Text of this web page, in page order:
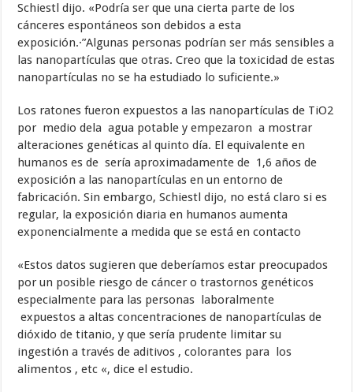
Schiestl dijo. «Podría ser que una cierta parte de los
cánceres espontáneos son debidos a esta
exposición.·”Algunas personas podrían ser más sensibles a
las nanopartículas que otras. Creo que la toxicidad de estas
nanopartículas no se ha estudiado lo suficiente.»
Los ratones fueron expuestos a las nanopartículas de TiO2
por medio dela agua potable y empezaron a mostrar
alteraciones genéticas al quinto día. El equivalente en
humanos es de sería aproximadamente de 1,6 años de
exposición a las nanopartículas en un entorno de
fabricación. Sin embargo, Schiestl dijo, no está claro si es
regular, la exposición diaria en humanos aumenta
exponencialmente a medida que se está en contacto
«Estos datos sugieren que deberíamos estar preocupados
por un posible riesgo de cáncer o trastornos genéticos
especialmente para las personas laboralmente
expuestos a altas concentraciones de nanopartículas de
dióxido de titanio, y que sería prudente limitar su
ingestión a través de aditivos , colorantes para los
alimentos , etc «, dice el estudio.